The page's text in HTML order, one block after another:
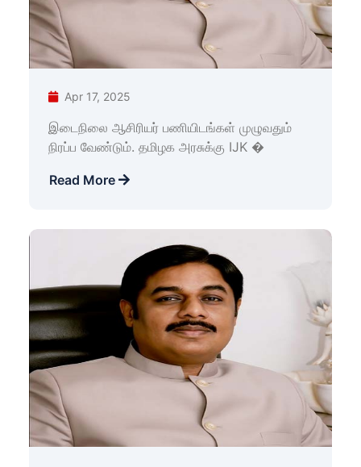
Apr 17, 2025
இடைநிலை ஆசிரியர் பணியிடங்கள் முழுவதும்
நிரப்ப வேண்டும். தமிழக அரசுக்கு IJK �
Read More